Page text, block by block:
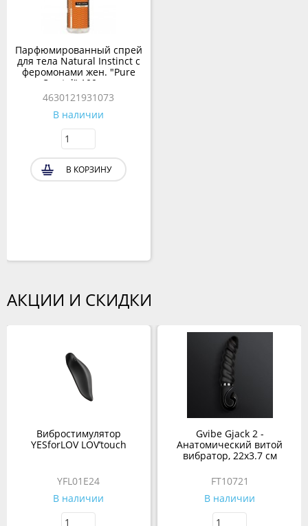
Парфюмированный спрей
для тела Natural Instinct с
феромонами жен. "Pure
Crystal" 100 мл.
4630121931073
В наличии
В КОРЗИНУ
АКЦИИ И СКИДКИ
Вибростимулятор
YESforLOV LOV’touch
YFL01E24
В наличии
Gvibe Gjack 2 -
Анатомический витой
вибратор, 22х3.7 см
FT10721
В наличии